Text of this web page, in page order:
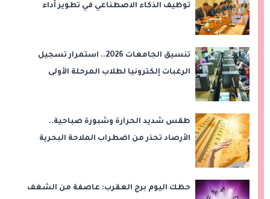
توظيف الذكاء الاصطناعي في تطوير أداء
تنسيق الجامعات 2026.. استمرار تسجيل
الرغبات إلكترونيا لطلاب المرحلة الأولى
طقس شديد الحرارة وشبورة صباحية..
الأرصاد تحذر من اضطراب الملاحة البحرية
حظك اليوم برج العقرب: عاصفة من الشغف